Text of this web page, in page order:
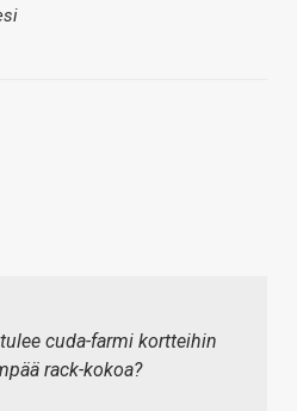
cuda-farmi kortteihin
rack-kokoa?